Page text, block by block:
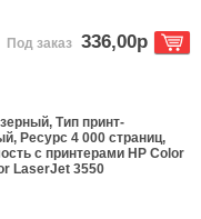
Под заказ 336,00р
, Типпринт-
, Ресурс4 000 страниц,
с принтерами HP Color
LaserJet 3550